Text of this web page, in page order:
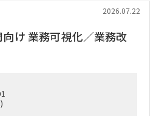
2026.07.22
け 業務可視化／業務改